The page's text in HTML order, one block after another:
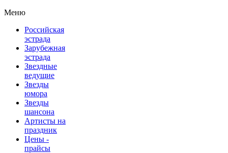
Меню
Российская
эстрада
Зарубежная
эстрада
Звездные
ведущие
Звезды
юмора
Звезды
шансона
Артисты на
праздник
Цены -
прайсы